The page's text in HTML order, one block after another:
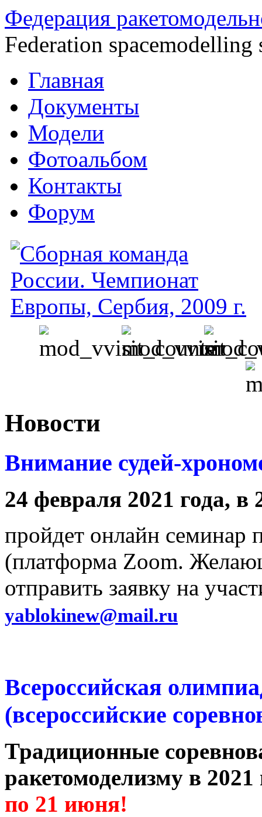
Федерация
Federation spacemodelling
Главная
Документы
Модели
Фотоальбом
Контакты
Форум
Новости
Внимание судей-
24 февраля 2021 года, в
пройдет онлайн семинар
(платформа Zoom.
отправить заявку на
yablokinew@mail.ru
Всероссийская
(всероссийские
Традиционные
ракетомоделизму в
по 21 июня!